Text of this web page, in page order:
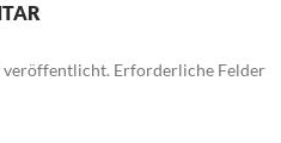
veröffentlicht. Erforderliche Felder